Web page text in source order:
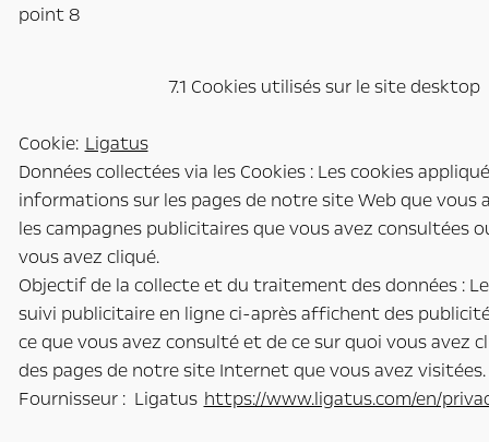
point 8
7.1 Cookies utilisés sur le site desktop
Cookie: Ligatus
Données collectées via les Cookies : Les cookies
informations sur les pages de notre site Web que vous
les campagnes publicitaires que vous avez consultées
vous avez cliqué.
Objectif de la collecte et du traitement des données :
suivi publicitaire en ligne ci-après affichent des
ce que vous avez consulté et de ce sur quoi vous avez
des pages de notre site Internet que vous avez visitées.
Fournisseur : Ligatus https://www.ligatus.com/en/